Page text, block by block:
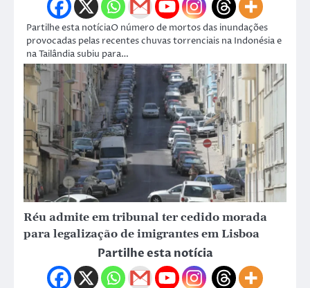
Partilhe esta notíciaO número de mortos das inundações
provocadas pelas recentes chuvas torrenciais na Indonésia e
na Tailândia subiu para…
Réu admite em tribunal ter cedido morada
para legalização de imigrantes em Lisboa
Partilhe esta notícia